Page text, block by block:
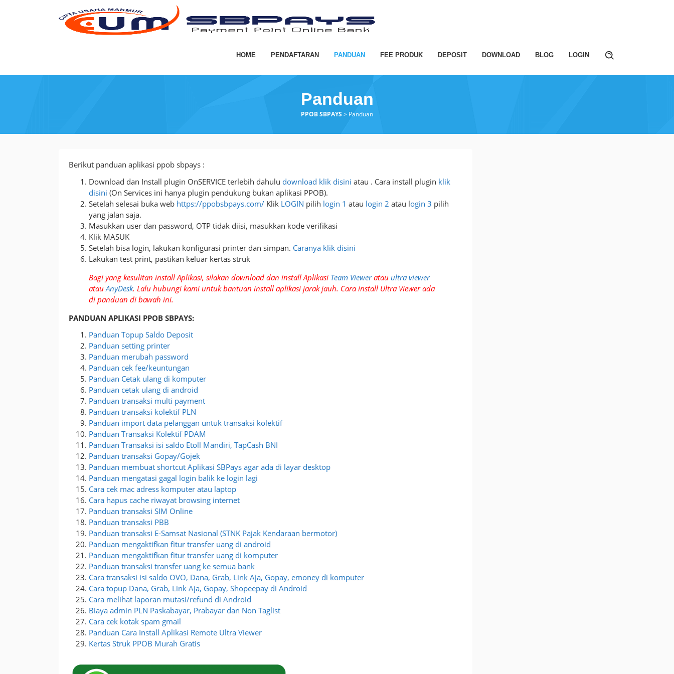
HOME PENDAFTARAN PANDUAN FEE PRODUK DEPOSIT DOWNLOAD BLOG LOGIN
Panduan
PPOB SBPAYS > Panduan
Panduan
Berikut panduan aplikasi ppob sbpays :
Download dan Install plugin OnSERVICE terlebih dahulu download klik disini atau . Cara install plugin klik
disini (On Services ini hanya plugin pendukung bukan aplikasi PPOB).
Setelah selesai buka web https://ppobsbpays.com/ Klik LOGIN pilih login 1 atau login 2 atau login 3 pilih
yang jalan saja.
Masukkan user dan password, OTP tidak diisi, masukkan kode verifikasi
Klik MASUK
Setelah bisa login, lakukan konfigurasi printer dan simpan. Caranya klik disini
Lakukan test print, pastikan keluar kertas struk
Bagi yang kesulitan install Aplikasi, silakan download dan install Aplikasi Team Vieweratau ultra viewer
atau AnyDesk. Lalu hubungi kami untuk bantuan install aplikasi jarak jauh. Cara install Ultra Viewer ada
di panduan di bawah ini.
PANDUAN APLIKASI PPOB SBPAYS:
Panduan Topup Saldo Deposit
Panduan setting printer
Panduan merubah password
Panduan cek fee/keuntungan
Panduan Cetak ulang di komputer
Panduan cetak ulang di android
Panduan transaksi multi payment
Panduan transaksi kolektif PLN
Panduan import data pelanggan untuk transaksi kolektif
Panduan Transaksi Kolektif PDAM
Panduan Transaksi isi saldo Etoll Mandiri, TapCash BNI
Panduan transaksi Gopay/Gojek
Panduan membuat shortcut Aplikasi SBPays agar ada di layar desktop
Panduan mengatasi gagal login balik ke login lagi
Cara cek mac adress komputer atau laptop
Cara hapus cache riwayat browsing internet
Panduan transaksi SIM Online
Panduan transaksi PBB
Panduan transaksi E-Samsat Nasional (STNK Pajak Kendaraan bermotor)
Panduan mengaktifkan fitur transfer uang di android
Panduan mengaktifkan fitur transfer uang di komputer
Panduan transaksi transfer uang ke semua bank
Cara transaksi isi saldo OVO, Dana, Grab, Link Aja, Gopay, emoney di komputer
Cara topup Dana, Grab, Link Aja, Gopay, Shopeepay di Android
Cara melihat laporan mutasi/refund di Android
Biaya admin PLN Paskabayar, Prabayar dan Non Taglist
Cara cek kotak spam gmail
Panduan Cara Install Aplikasi Remote Ultra Viewer
Kertas Struk PPOB Murah Gratis